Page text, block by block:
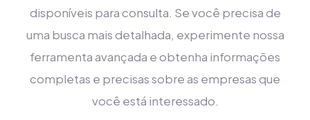
disponíveis para consulta. Se você precisa de
uma busca mais detalhada, experimente nossa
ferramenta avançada e obtenha informações
completas e precisas sobre as empresas que
você está interessado.